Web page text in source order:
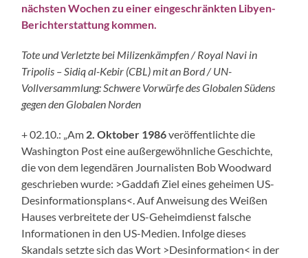
nächsten Wochen zu einer eingeschränkten Libyen-
Berichterstattung kommen.
Tote und Verletzte bei Milizenkämpfen / Royal Navi in
Tripolis – Sidiq al-Kebir (CBL) mit an Bord /UN-
Vollversammlung: Schwere Vorwürfe des Globalen Südens
gegen den Globalen Norden
+ 02.10.: „Am 2. Oktober 1986veröffentlichte die
Washington Post eine außergewöhnliche Geschichte,
die von dem legendären Journalisten Bob Woodward
geschrieben wurde: >Gaddafi Ziel eines geheimen US-
Desinformationsplans<. Auf Anweisung des Weißen
Hauses verbreitete der US-Geheimdienst falsche
Informationen in den US-Medien. Infolge dieses
Skandals setzte sich das Wort >Desinformation< in der